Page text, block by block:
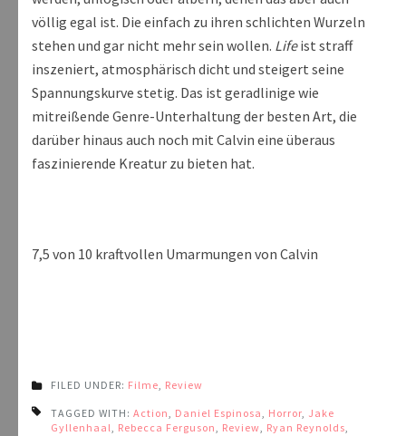
völlig egal ist. Die einfach zu ihren schlichten Wurzeln
stehen und gar nicht mehr sein wollen. Lifeist straff
inszeniert, atmosphärisch dicht und steigert seine
Spannungskurve stetig. Das ist geradlinige wie
mitreißende Genre-Unterhaltung der besten Art, die
darüber hinaus auch noch mit Calvin eine überaus
faszinierende Kreatur zu bieten hat.
7,5 von 10 kraftvollen Umarmungen von Calvin
FILED UNDER: Filme Review
TAGGED WITH: Action Daniel Espinosa Horror Jake
Gyllenhaal
Rebecca Ferguson Review Ryan Reynolds